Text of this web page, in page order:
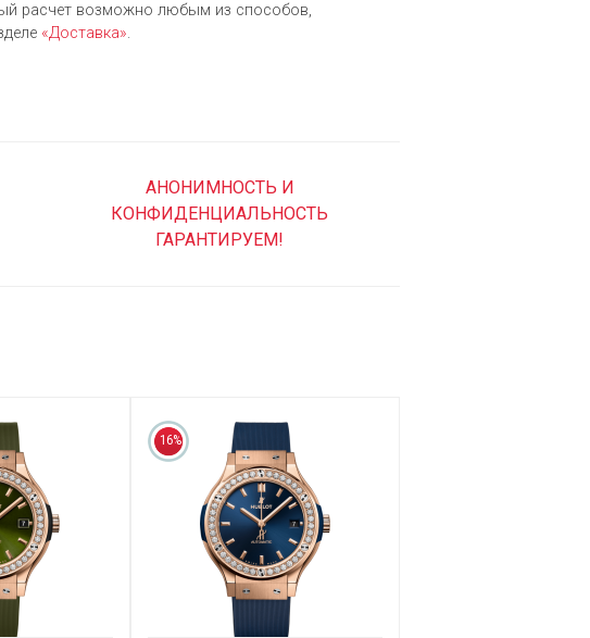
расчет возможно любым из cпособов,
«Доставка».
АНОНИМНОСТЬ И
КОНФИДЕНЦИАЛЬНОСТЬ
ГАРАНТИРУЕМ!
16%